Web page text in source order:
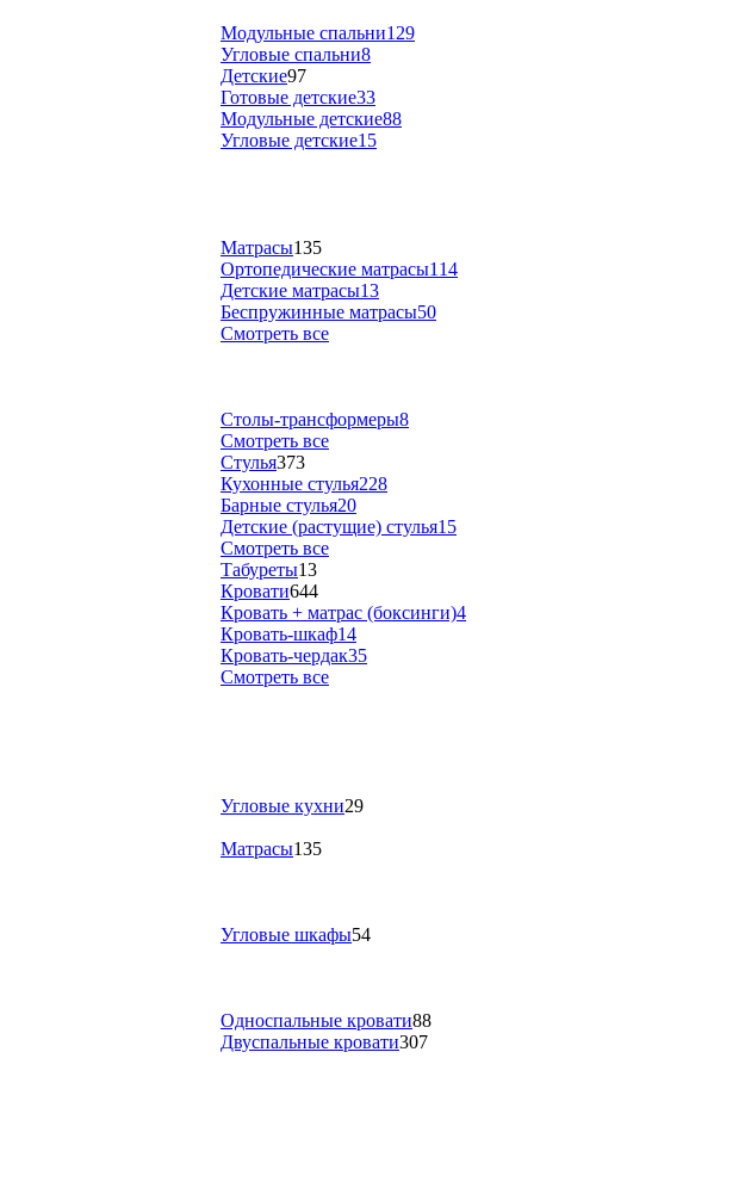
Модульные спальни129
Угловые спальни8
Детские97
Готовые детские33
Модульные детские88
Угловые детские15
Матрасы135
Ортопедические матрасы114
Детские матрасы13
Беспружинные матрасы50
Смотреть все
Столы-трансформеры8
Смотреть все
Стулья373
Кухонные стулья228
Барные стулья20
Детские (растущие) стулья15
Смотреть все
Табуреты13
Кровати644
Кровать + матрас (боксинги)4
Кровать-шкаф14
Кровать-чердак35
Смотреть все
Угловые кухни29
Матрасы135
Угловые шкафы54
Односпальные кровати88
Двуспальные кровати307